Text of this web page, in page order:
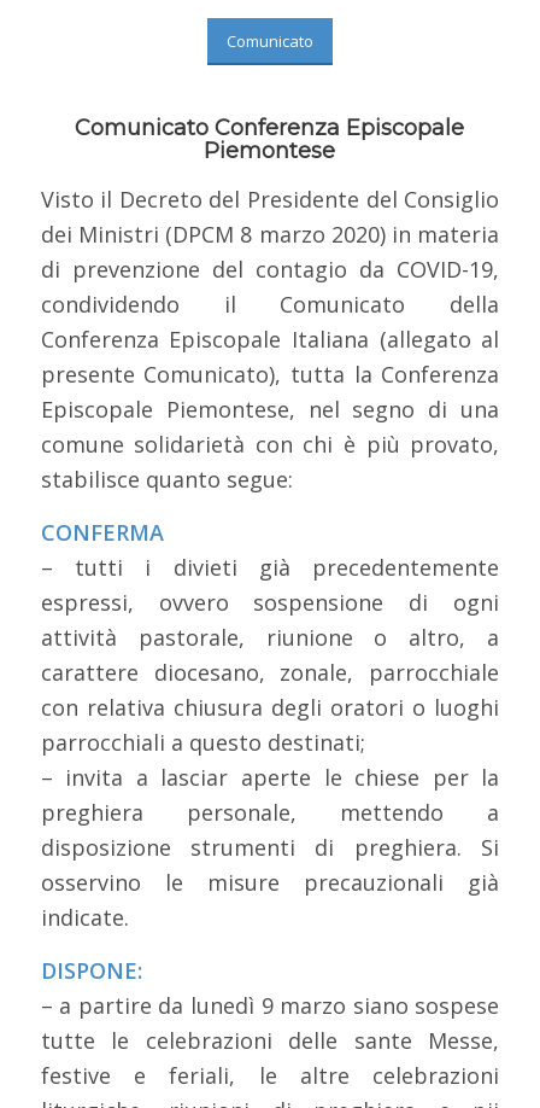
Comunicato
Comunicato Conferenza Episcopale
Piemontese
Visto il Decreto del Presidente del Consiglio
dei Ministri (DPCM 8 marzo 2020) in materia
di prevenzione del contagio da COVID-19,
condividendo il Comunicato della
Conferenza Episcopale Italiana (allegato al
presente Comunicato), tutta la Conferenza
Episcopale Piemontese, nel segno di una
comune solidarietà con chi è più provato,
stabilisce quanto segue:
CONFERMA
– tutti i divieti già precedentemente
espressi, ovvero sospensione di ogni
attività pastorale, riunione o altro, a
carattere diocesano, zonale, parrocchiale
con relativa chiusura degli oratori o luoghi
parrocchiali a questo destinati;
– invita a lasciar aperte le chiese per la
preghiera personale, mettendo a
disposizione strumenti di preghiera. Si
osservino le misure precauzionali già
indicate.
DISPONE:
– a partire da lunedì 9 marzo siano sospese
tutte le celebrazioni delle sante Messe,
festive e feriali, le altre celebrazioni